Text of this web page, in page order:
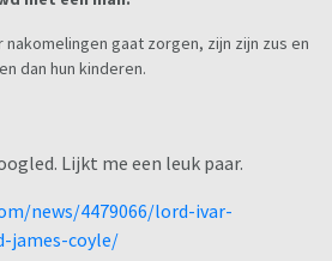
gaat zorgen, zijn zijn zus en
dan hun kinderen.
Lijkt me een leuk paar.
news/4479066/lord-ivar-
james-coyle/